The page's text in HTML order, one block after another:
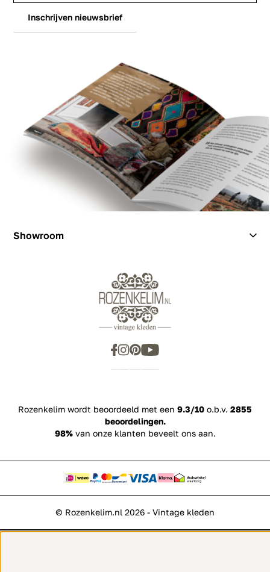
Showroom
Inschrijven nieuwsbrief
Rozenkelim wordt beoordeeld met een 9.3/10 o.b.v. 2855
beoordelingen.
98%van onze klanten beveelt ons aan.
© Rozenkelim.nl 2026 - Vintage kleden